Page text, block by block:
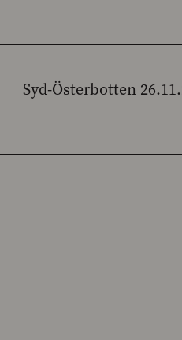
Syd-Österbotten